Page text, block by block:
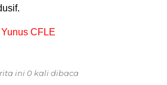
CFLE
ini 0 kali dibaca